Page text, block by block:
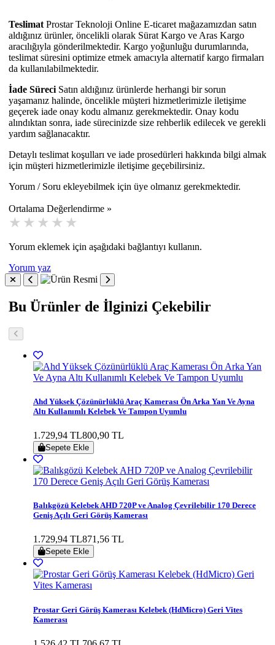
Teslimat Prostar Teknoloji Online E-ticaret mağazamızdan satın
aldığınız ürünler, öncelikli olarak Sürat Kargo ve Aras Kargo
aracılığıyla gönderilmektedir. Kargo yoğunluğu durumlarında,
teslimat süresini optimize etmek amacıyla alternatif kargo firmaları
da kullanılabilmektedir.
İade Süreci Satın aldığınız ürünlerde herhangi bir sorun
yaşamanız halinde, öncelikle müşteri hizmetlerimizle iletişime
geçerek iade onay kodu almanız gerekmektedir. Onay kodu
alındıktan sonra, iade sürecinizde size rehberlik edilecek ve gerekli
yardım sağlanacaktır.
Detaylı teslimat koşulları ve iade prosedürleri hakkında bilgi almak
için müşteri hizmetlerimizle iletişime geçebilirsiniz.
Yorum / Soru ekleyebilmek için üye olmanız gerekmektedir.
Ortalama Değerlendirme »
Yorum eklemek için aşağıdaki bağlantıyı kullanın.
Yorum yaz
Bu Ürünler de İlginizi Çekebilir
Ahd Yüksek Çözünürlüklü Araç Kamerası Ön Arka Yan Ve Ayna
Altı Kullanımlı Kelebek Ve Tampon Uyumlu
1.729,94 TL800,90 TL
Sepete Ekle
Balıkgözü Kelebek AHD 720P ve Analog Çevrilebilir 170 Derece
Geniş Açılı Geri Görüş Kamerası
1.729,94 TL871,56 TL
Sepete Ekle
Prostar Geri Görüş Kamerası Kelebek (HdMicro) Geri Vites
Kamerası